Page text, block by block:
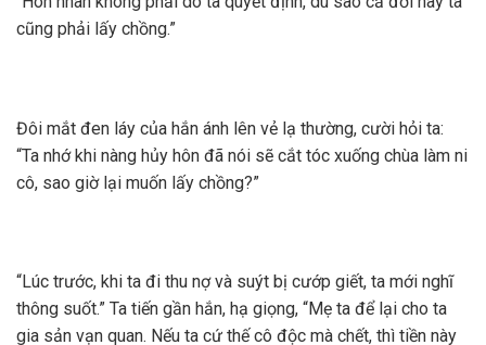
cũng phải lấy chồng.”
Đôi mắt đen láy của hắn ánh lên vẻ lạ thường, cười hỏi ta:
“Ta nhớ khi nàng hủy hôn đã nói sẽ cắt tóc xuống chùa làm ni
cô, sao giờ lại muốn lấy chồng?”
“Lúc trước, khi ta đi thu nợ và suýt bị cướp giết, ta mới nghĩ
thông suốt.” Ta tiến gần hắn, hạ giọng, “Mẹ ta để lại cho ta
gia sản vạn quan. Nếu ta cứ thế cô độc mà chết, thì tiền này